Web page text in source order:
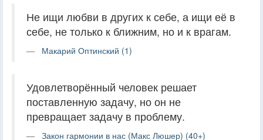
Не ищи любви в других к себе, а ищи её в
себе, не только к ближним, но и к врагам.
Макарий Оптинский (1)
Удовлетворённый человек решает
поставленную задачу, но он не
превращает задачу в проблему.
Закон гармонии в нас (Макс Люшер) (40+)